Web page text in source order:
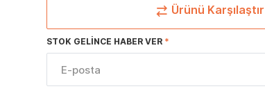
Ürünü Karşılaştır
STOK GELINCE HABER VER